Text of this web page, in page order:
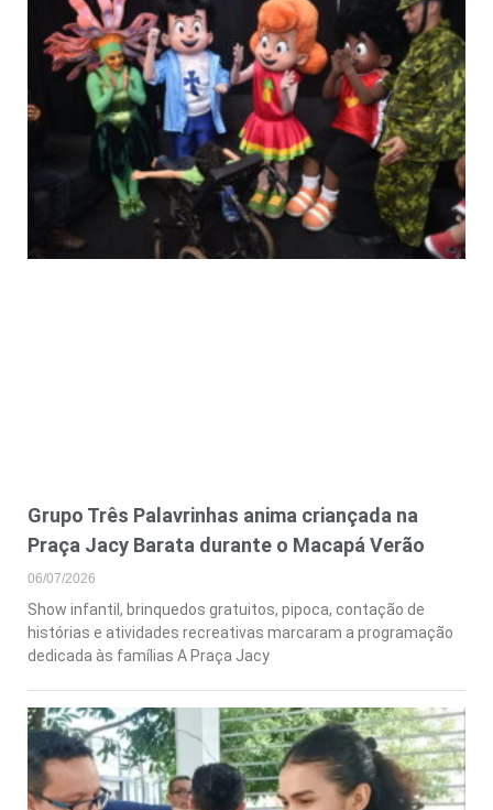
Grupo Três Palavrinhas anima criançada na
Praça Jacy Barata durante o Macapá Verão
06/07/2026
Show infantil, brinquedos gratuitos, pipoca, contação de
histórias e atividades recreativas marcaram a programação
dedicada às famílias A Praça Jacy